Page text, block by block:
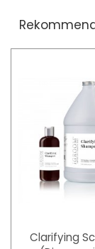
Clarifying